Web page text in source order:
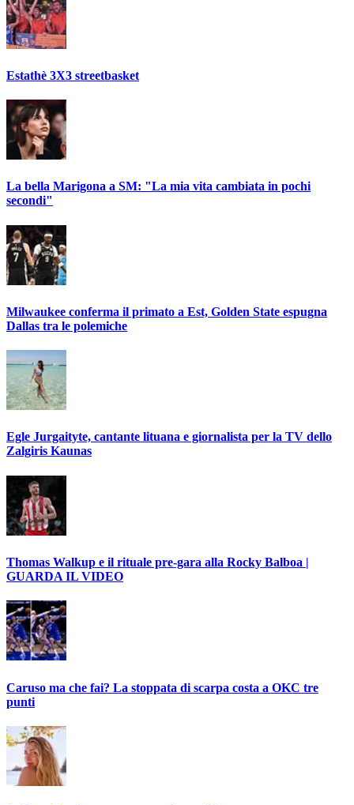
Estathè 3X3 streetbasket
La bella Marigona a SM: "La mia vita cambiata in pochi
secondi"
Milwaukee conferma il primato a Est, Golden State espugna
Dallas tra le polemiche
Egle Jurgaityte, cantante lituana e giornalista per la TV dello
Zalgiris Kaunas
Thomas Walkup e il rituale pre-gara alla Rocky Balboa |
GUARDA IL VIDEO
Caruso ma che fai? La stoppata di scarpa costa a OKC tre
punti